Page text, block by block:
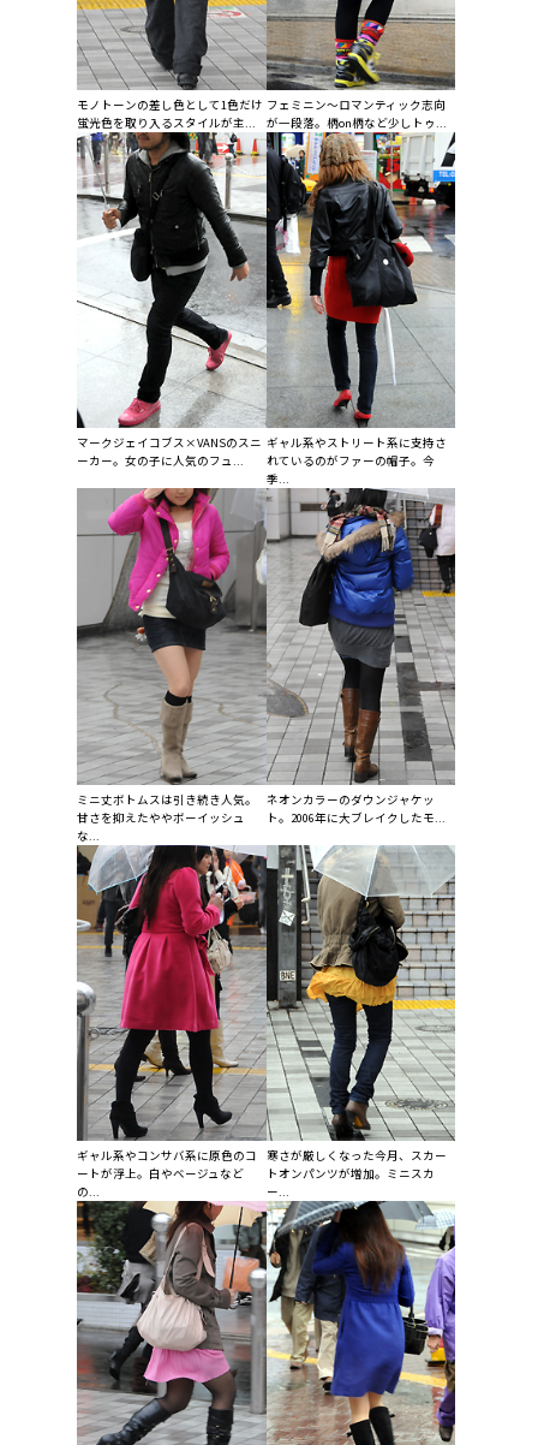
モノトーンの差し色として1色だけ
蛍光色を取り入るスタイルが主...
フェミニン〜ロマンティック志向
が一段落。柄on柄など少しトゥ...
マークジェイコブス×VANSのスニ
ーカー。女の子に人気のフュ...
ギャル系やストリート系に支持さ
れているのがファーの帽子。今
季...
ミニ丈ボトムスは引き続き人気。
甘さを抑えたややボーイッシュ
な...
ネオンカラーのダウンジャケッ
ト。2006年に大ブレイクしたモ...
ギャル系やコンサバ系に原色のコ
ートが浮上。白やベージュなど
の...
寒さが厳しくなった今月、スカー
トオンパンツが増加。ミニスカ
ー...